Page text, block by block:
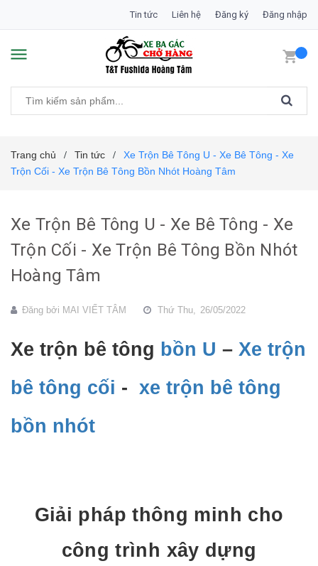
Tin tức Liên hệ Đăng ký Đăng nhập
Trang chủ / Tin tức /
Xe Trộn Bê Tông U - Xe Bê Tông - Xe
Trộn Cối - Xe Trộn Bê Tông Bồn Nhót Hoàng Tâm
Xe Trộn Bê Tông U - Xe Bê Tông - Xe
Trộn Cối - Xe Trộn Bê Tông Bồn Nhót
Hoàng Tâm
Đăng bởi MAI VIẾT TÂM Thứ Thu, 26/05/2022
Xe trộn bê tông bồn U – Xe trộn
bê tông cối - xe trộn bê tông
bồn nhót
Giải pháp thông minh cho
công trình xây dựng